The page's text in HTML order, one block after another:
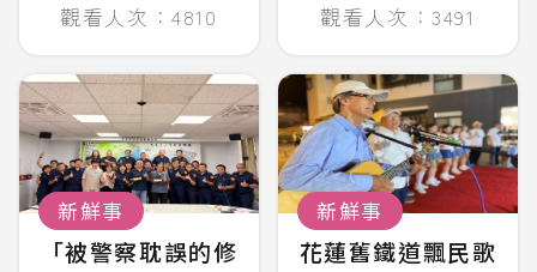
觀看人次：4810
觀看人次：3491
新鮮事
「被警察耽誤的修
新鮮事
花蓮舊鐵道飄民歌